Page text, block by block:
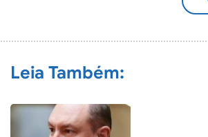
Leia Também: